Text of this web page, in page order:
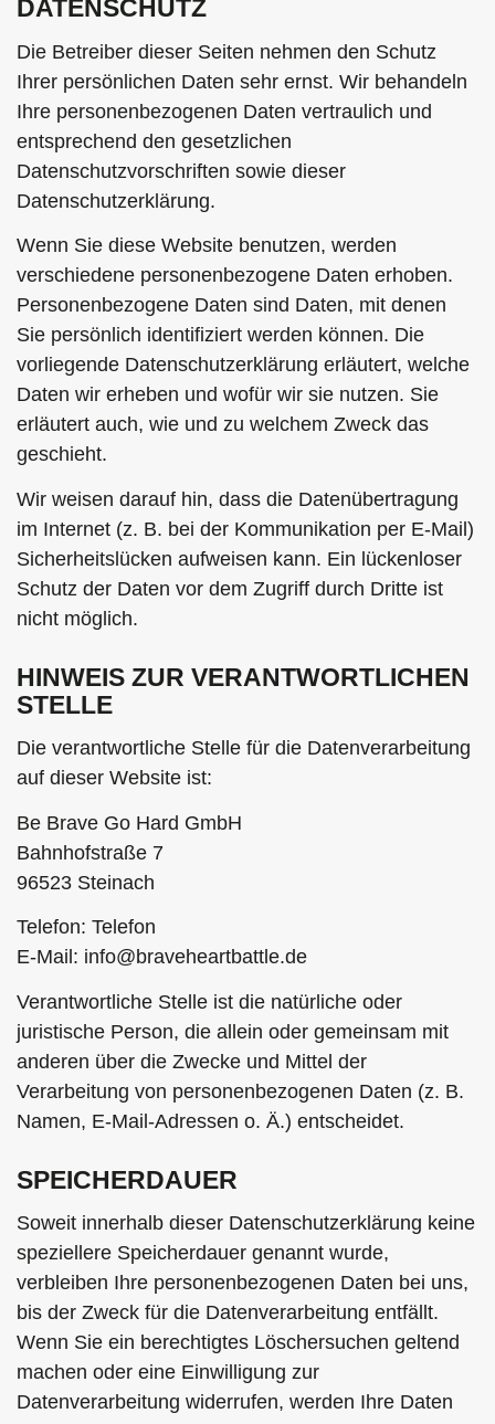
DATENSCHUTZ
Die Betreiber dieser Seiten nehmen den Schutz
Ihrer persönlichen Daten sehr ernst. Wir behandeln
Ihre personenbezogenen Daten vertraulich und
entsprechend den gesetzlichen
Datenschutzvorschriften sowie dieser
Datenschutzerklärung.
Wenn Sie diese Website benutzen, werden
verschiedene personenbezogene Daten erhoben.
Personenbezogene Daten sind Daten, mit denen
Sie persönlich identifiziert werden können. Die
vorliegende Datenschutzerklärung erläutert, welche
Daten wir erheben und wofür wir sie nutzen. Sie
erläutert auch, wie und zu welchem Zweck das
geschieht.
Wir weisen darauf hin, dass die Datenübertragung
im Internet (z. B. bei der Kommunikation per E-Mail)
Sicherheitslücken aufweisen kann. Ein lückenloser
Schutz der Daten vor dem Zugriff durch Dritte ist
nicht möglich.
HINWEIS ZUR VERANTWORTLICHEN
STELLE
Die verantwortliche Stelle für die Datenverarbeitung
auf dieser Website ist:
Be Brave Go Hard GmbH
Bahnhofstraße 7
96523 Steinach
Telefon: Telefon
E-Mail: info@braveheartbattle.de
Verantwortliche Stelle ist die natürliche oder
juristische Person, die allein oder gemeinsam mit
anderen über die Zwecke und Mittel der
Verarbeitung von personenbezogenen Daten (z. B.
Namen, E-Mail-Adressen o. Ä.) entscheidet.
SPEICHERDAUER
Soweit innerhalb dieser Datenschutzerklärung keine
speziellere Speicherdauer genannt wurde,
verbleiben Ihre personenbezogenen Daten bei uns,
bis der Zweck für die Datenverarbeitung entfällt.
Wenn Sie ein berechtigtes Löschersuchen geltend
machen oder eine Einwilligung zur
Datenverarbeitung widerrufen, werden Ihre Daten